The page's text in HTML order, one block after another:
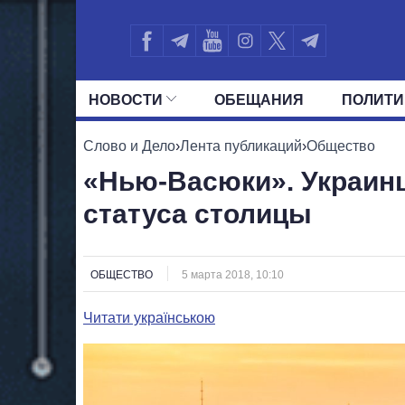
НОВОСТИ ОБЕЩАНИЯ
ВСЕ ПОЛИТИКИ ПРЕЗИДЕНТ И
Слово и Дело›Лента публикаций›Общество
«Нью-Васюки».
статуса столицы
ОБЩЕСТВО 5 марта 2018, 10:10
Читати українською